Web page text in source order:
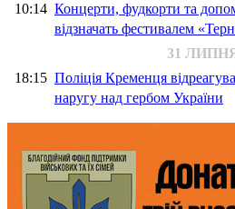
10:14 Концерти, фудкорти та
відзначать фестивалем
31
18:15 Поліція Кременця
наругу над гербом України